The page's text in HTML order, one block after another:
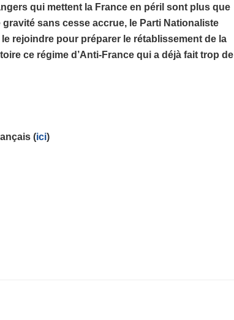
qui mettent la France en péril sont plus que
sans cesse accrue, le Parti Nationaliste
rejoindre pour préparer le rétablissement de la
ce régime d’Anti-France qui a déjà fait trop de
(ici)